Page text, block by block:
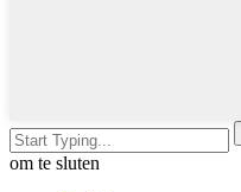
om te sluten